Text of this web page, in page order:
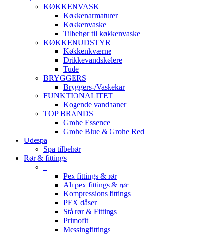
KØKKENVASK
Køkkenarmaturer
Køkkenvaske
Tilbehør til køkkenvaske
KØKKENUDSTYR
Køkkenkværne
Drikkevandskølere
Tude
BRYGGERS
Bryggers-/Vaskekar
FUNKTIONALITET
Kogende vandhaner
TOP BRANDS
Grohe Essence
Grohe Blue & Grohe Red
Udespa
Spa tilbehør
Rør & fittings
–
Pex fittings & rør
Alupex fittings & rør
Kompressions fittings
PEX dåser
Stålrør & Fittings
Primofit
Messingfittings